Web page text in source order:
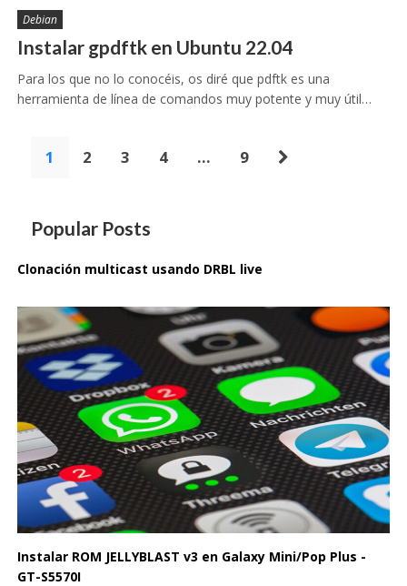
Debian
Instalar gpdftk en Ubuntu 22.04
Para los que no lo conocéis, os diré que pdftk es una
herramienta de línea de comandos muy potente y muy útil…
Paginación
1 2 3 4 … 9
Popular Posts
Clonación multicast usando DRBL live
Instalar ROM JELLYBLAST v3 en Galaxy Mini/Pop Plus -
GT-S5570I